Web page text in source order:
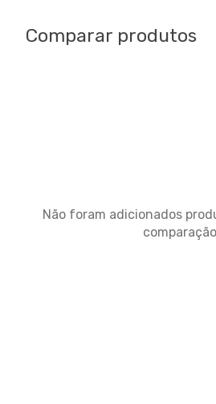
Comparar produtos
Não foram adicionados
comparação